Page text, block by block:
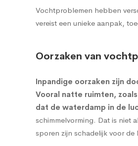
Vochtproblemen hebben
vereist een unieke aanpak,
Oorzaken van
Inpandige oorzaken zijn
Vooral natte ruimten,
dat de waterdamp in de
schimmelvorming. Dat is niet
sporen zijn schadelijk voor